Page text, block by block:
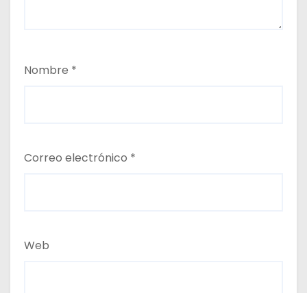
Nombre *
Correo electrónico *
Web